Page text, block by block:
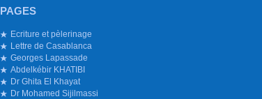
PAGES
Ecriture et pèlerinage
Lettre de Casablanca
Georges Lapassade
Abdelkébir KHATIBI
Dr Ghita El Khayat
Dr Mohamed Sijilmassi